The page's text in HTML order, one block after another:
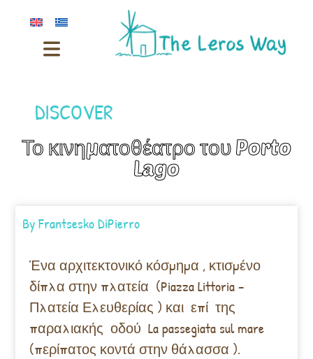
DISCOVER
Το κινηματοθέατρο του Porto
Lago
ByFrantsesko DiPierro
Ένα αρχιτεκτονικό κόσμημα , κτισμένο
δίπλα στην πλατεία (Piazza Littoria –
Πλατεία Ελευθερίας ) και επί της
παραλιακής οδού La passegiata sul mare
(περίπατος κοντά στην θάλασσα ).